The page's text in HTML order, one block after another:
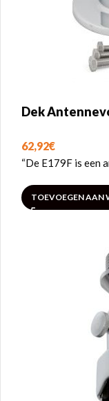
Dek
62,92€
“De E179F is een
TOEVOEGEN AAN